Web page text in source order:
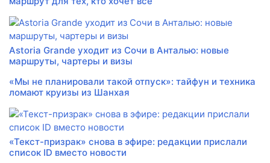
Astoria Grande уходит из Сочи в Анталью: новые
маршруты, чартеры и визы
«Мы не планировали такой отпуск»: тайфун и техника
ломают круизы из Шанхая
«Текст-призрак» снова в эфире: редакции прислали
список ID вместо новости